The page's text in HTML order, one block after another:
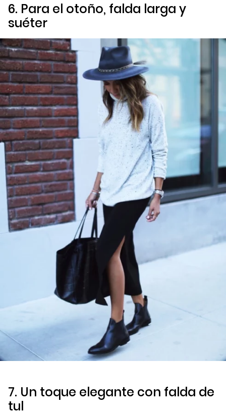
6. Para el otoño, falda larga y
suéter
7. Un toque elegante con falda de
tul